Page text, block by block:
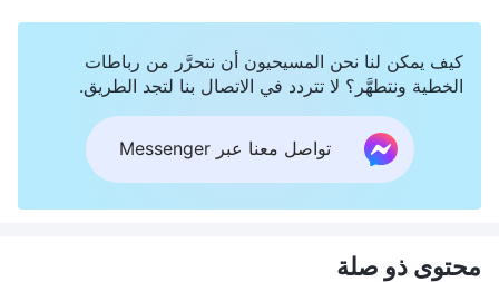
كيف يمكن لنا نحن المسيحيون أن نتحرَّر من رباطات
الخطية ونتطهَّر؟ لا تتردد في الاتصال بنا لتجد الطريق.
تواصل معنا عبر Messenger
محتوى ذو صلة